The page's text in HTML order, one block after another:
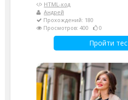
HTML-код
Андрей
Прохождений: 180
Просмотров: 400
0
Пройти